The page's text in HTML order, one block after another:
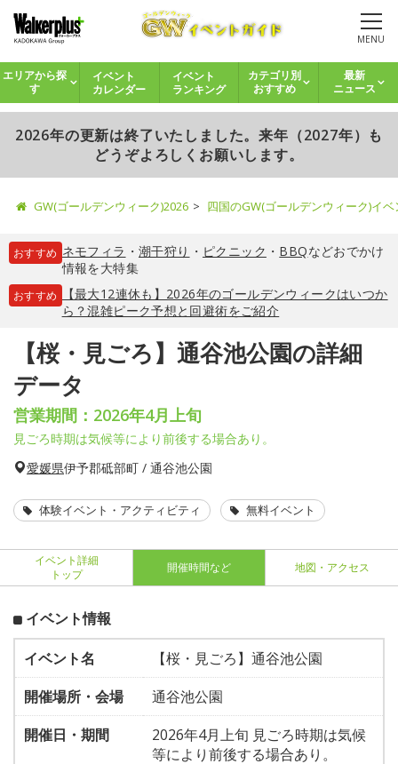
MENU
エリアから探
す
イベント
カレンダー
イベント
ランキング
カテゴリ別
おすすめ
最新
ニュース
2026年の更新は終了いたしました。来年（2027年）も
どうぞよろしくお願いします。
GW(ゴールデンウィーク)2026 四国のGW(ゴールデンウィーク)イ
おすすめ ネモフィラ ・ 潮干狩り ・ ピクニック ・ BBQなどおでかけ
情報を大特集
おすすめ
【最大12連休も】2026年のゴールデンウィークはいつか
ら？混雑ピーク予想と回避術をご紹介
【桜・見ごろ】通谷池公園の詳細
データ
営業期間：2026年4月上旬
見ごろ時期は気候等により前後する場合あり。
愛媛県伊予郡砥部町 / 通谷池公園
体験イベント・アクティビティ 無料イベント
イベント詳細
トップ
開催時間など 地図・アクセス
イベント情報
イベント名
【桜・見ごろ】通谷池公園
開催場所・会場
通谷池公園
開催日・期間
2026年4月上旬 見ごろ時期は気候
等により前後する場合あり。